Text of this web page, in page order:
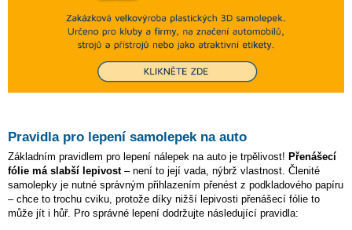
Pravidla pro lepení samolepek na auto
Základním pravidlem pro lepení nálepek na auto je trpělivost! Přenášecí
fólie má slabší lepivost– není to její vada, nýbrž vlastnost. Členité
samolepky je nutné správným přihlazením přenést z podkladového papíru
– chce to trochu cviku, protože díky nižší lepivosti přenášecí fólie to
může jít i hůř. Pro správné lepení dodržujte následující pravidla: